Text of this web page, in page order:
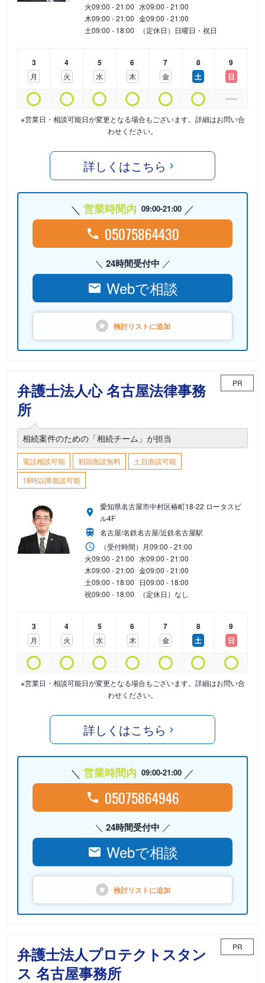
火09:00 - 21:00 水09:00 - 21:00
木09:00 - 21:00 金09:00 - 21:00
土09:00 - 18:00 （定休日）日曜日・祝日
3
月
4
火
5
水
6
木
7
金
8
土
9
日
※営業日・相談可能日が変更となる場合もございます。詳細はお問い合
わせください。
詳しくはこちら
営業時間内 09:00-21:00
05075864430
24時間受付中
Webで相談
検討リストに追加
弁護士法人心 名古屋法律事務
所
PR
相続案件のための「相続チーム」が担当
電話相談可能 初回面談無料
土日面談可能
18時以降面談可能
愛知県名古屋市中村区椿町18-22 ロータスビ
ル4F
名古屋/名鉄名古屋/近鉄名古屋駅
（受付時間） 月09:00 - 21:00
火09:00 - 21:00 水09:00 - 21:00
木09:00 - 21:00 金09:00 - 21:00
土09:00 - 18:00 日09:00 - 18:00
祝09:00 - 18:00 （定休日）なし
3
月
4
火
5
水
6
木
7
金
8
土
9
日
※営業日・相談可能日が変更となる場合もございます。詳細はお問い合
わせください。
詳しくはこちら
営業時間内 09:00-21:00
05075864946
24時間受付中
Webで相談
検討リストに追加
弁護士法人プロテクトスタン
ス 名古屋事務所
PR